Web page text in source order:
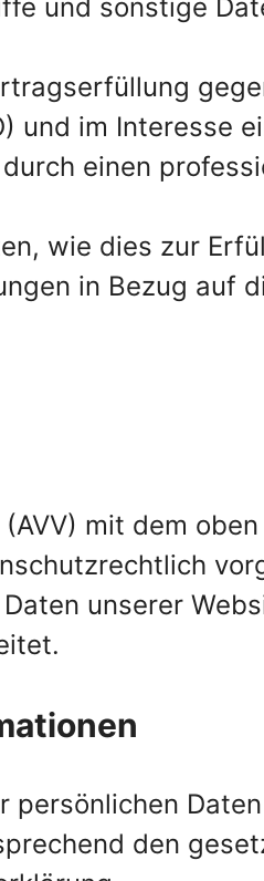
und sonstige
und im Interesse
einen
wie dies zur
in Bezug auf
mit dem
unserer
persönlichen
den